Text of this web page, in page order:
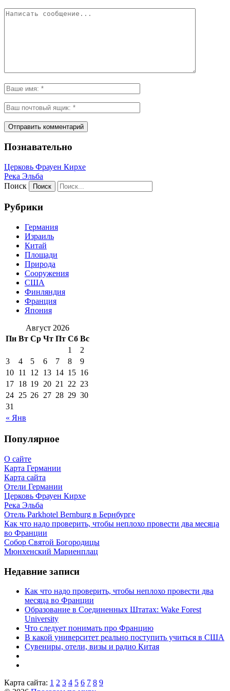
Познавательно
Церковь Фрауен Кирхе
Река Эльба
Поиск
Рубрики
Германия
Израиль
Китай
Площади
Природа
Сооружения
США
Финляндия
Франция
Япония
Август 2026
Пн Вт Ср Чт Пт Сб Вс
« Янв
1
2
3
4 5 6 7 8
9
10 11 12 13 14 15 16
17 18 19 20 21 22 23
24 25 26 27 28 29 30
31
Популярное
О сайте
Карта Германии
Карта сайта
Отели Германии
Церковь Фрауен Кирхе
Река Эльба
Отель Parkhotel Bernburg в Бернбурге
Как что надо проверить, чтобы неплохо провести два месяца
во Франции
Собор Святой Богородицы
Мюнхенский Мариенплац
Недавние записи
Как что надо проверить, чтобы неплохо провести два
месяца во Франции
Образование в Соединенных Штатах: Wake Forest
University
Что следует понимать про Францию
В какой университет реально поступить учиться в США
Сувениры, отели, визы и радио Китая
Карта сайта: 1 2 3 4 5 6 7 8 9